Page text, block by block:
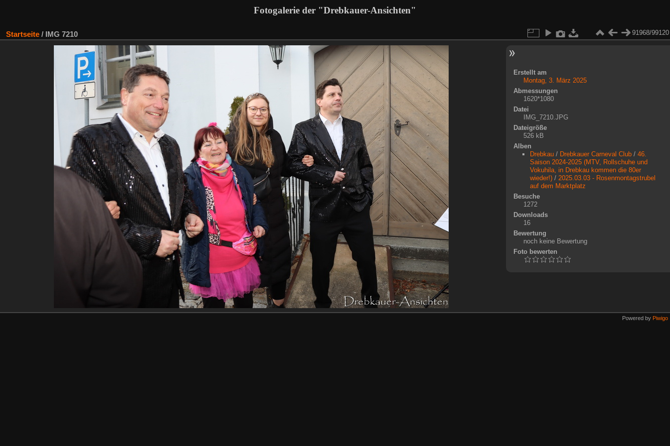
Fotogalerie der "Drebkauer-Ansichten"
Startseite / IMG 7210 91968/99120
Erstellt am
Montag, 3. März 2025
Abmessungen
1620*1080
Datei
IMG_7210.JPG
Dateigröße
526 kB
Alben
Drebkau/ Drebkauer Carneval Club/ 46.
Saison 2024-2025 (MTV, Rollschuhe und
Vokuhila, in Drebkau kommen die 80er
wieder!)/ 2025.03.03 - Rosenmontagstrubel
auf dem Marktplatz
Besuche
1272
Downloads
16
Bewertung
noch keine Bewertung
Foto bewerten
Powered by Piwigo